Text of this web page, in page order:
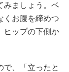
みましょう。ベ
くお腹を締めつ
ヒップの下側か
で、「立ったと